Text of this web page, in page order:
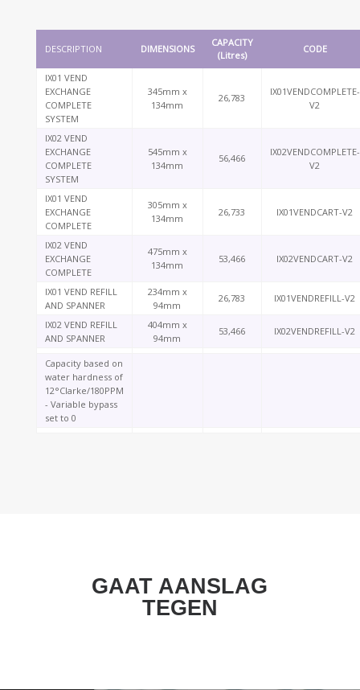
DESCRIPTION DIMENSIONS
CAPACITY
(Litres)
CODE
IX01 VEND
EXCHANGE
COMPLETE
SYSTEM
345mm x
134mm
26,783
IX01VENDCOMPLETE-
V2
IX02 VEND
EXCHANGE
COMPLETE
SYSTEM
545mm x
134mm
56,466
IX02VENDCOMPLETE-
V2
IX01 VEND
EXCHANGE
COMPLETE
305mm x
134mm
26,733 IX01VENDCART-V2
IX02 VEND
EXCHANGE
COMPLETE
475mm x
134mm
53,466 IX02VENDCART-V2
IX01 VEND REFILL
AND SPANNER
234mm x
94mm
26,783 IX01VENDREFILL-V2
IX02 VEND REFILL
AND SPANNER
404mm x
94mm
53,466 IX02VENDREFILL-V2
Capacity based on
water hardness of
12°Clarke/180PPM
- Variable bypass
set to 0
GAAT AANSLAG
TEGEN